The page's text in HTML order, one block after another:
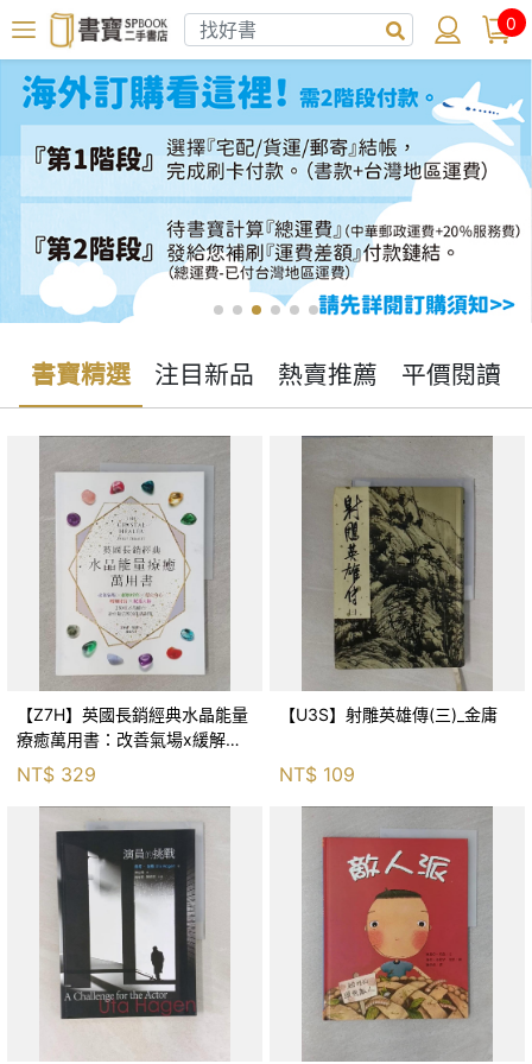
0
書寶精選 注目新品 熱賣推薦 平價閱讀
【Z7H】英國長銷經典水晶能量
療癒萬用書：改善氣場x緩解疼
痛x穩定身心x增加財富x促進人
緣，250種水晶礦石給你最完整
的生活對策_菲利
NT$ 329
【U3S】射雕英雄傳(三)_金庸
NT$ 109